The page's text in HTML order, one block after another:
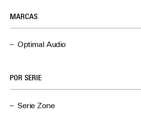
MARCAS
Optimal Audio
POR SERIE
Serie Zone